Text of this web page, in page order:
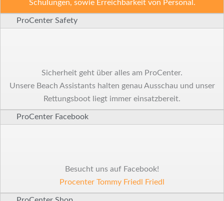
Schulungen, sowie Erreichbarkeit von Personal.
ProCenter Safety
Sicherheit geht über alles am ProCenter.
Unsere Beach Assistants halten genau Ausschau und unser
Rettungsboot liegt immer einsatzbereit.
ProCenter Facebook
Besucht uns auf Facebook!
Procenter Tommy Friedl Friedl